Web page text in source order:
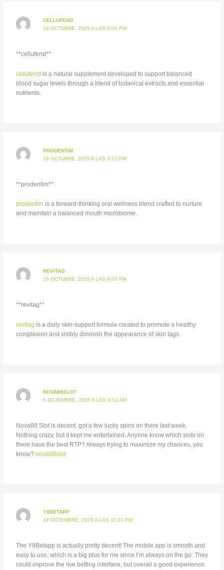
CELLUFEND
19 OCTUBRE, 2025 A LAS 2:00 PM
**cellufend**
cellufend is a natural supplement developed to support balanced
blood sugar levels through a blend of botanical extracts and essential
nutrients.
PRODENTIM
19 OCTUBRE, 2025 A LAS 3:12 PM
**prodentim**
prodentimis a forward-thinking oral wellness blend crafted to nurture
and maintain a balanced mouth microbiome.
REVITAG
19 OCTUBRE, 2025 A LAS 6:00 PM
**revitag**
revitag is a daily skin-support formula created to promote a healthy
complexion and visibly diminish the appearance of skin tags.
NOVA88SLOT
5 DICIEMBRE, 2025 A LAS 9:14 AM
Nova88 Slot is decent, got a few lucky spins on there last week.
Nothing crazy, but it kept me entertained. Anyone know which slots on
there have the best RTP? Always trying to maximize my chances, you
know? nova88slot
Y9BETAPP
18 DICIEMBRE, 2025 A LAS 11:31 PM
The Y9Betapp is actually pretty decent! The mobile app is smooth and
easy to use, which is a big plus for me since I’m always on the go. They
could improve the live betting interface, but overall a good experience.